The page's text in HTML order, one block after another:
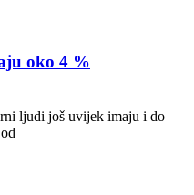
oko 4 %
ljudi još uvijek imaju i do